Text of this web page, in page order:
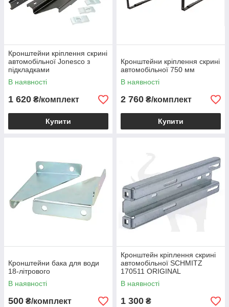
Кронштейни кріплення скрині
автомобільної Jonesco з
підкладками
В наявності
1 620 ₴/комплект
Купити
Кронштейни кріплення скрині
автомобільної 750 мм
В наявності
2 760 ₴/комплект
Купити
Кронштейни бака для води
18-літрового
В наявності
500 ₴/комплект
Кронштейн кріплення скрині
автомобільної SCHMITZ
170511 ORIGINAL
В наявності
1 300 ₴